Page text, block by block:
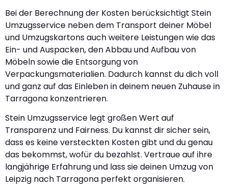
Bei der Berechnung der Kosten berücksichtigt Stein
Umzugsservice neben dem Transport deiner Möbel
und Umzugskartons auch weitere Leistungen wie das
Ein- und Auspacken, den Abbau und Aufbau von
Möbeln sowie die Entsorgung von
Verpackungsmaterialien. Dadurch kannst du dich voll
und ganz auf das Einleben in deinem neuen Zuhause in
Tarragona konzentrieren.
Stein Umzugsservice legt großen Wert auf
Transparenz und Fairness. Du kannst dir sicher sein,
dass es keine versteckten Kosten gibt und du genau
das bekommst, wofür du bezahlst. Vertraue auf ihre
langjährige Erfahrung und lass sie deinen Umzug von
Leipzig nach Tarragona perfekt organisieren.